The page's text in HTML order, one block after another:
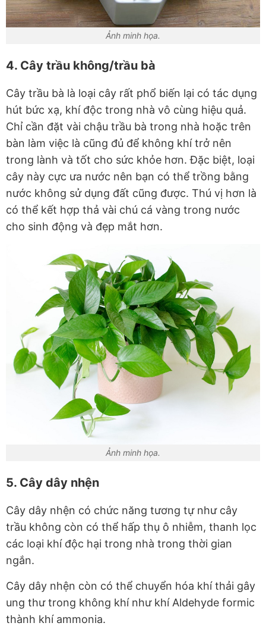
Ảnh minh họa.
4. Cây trầu không/trầu bà
Cây trầu bà là loại cây rất phổ biến lại có tác dụng
hút bức xạ, khí độc trong nhà vô cùng hiệu quả.
Chỉ cần đặt vài chậu trầu bà trong nhà hoặc trên
bàn làm việc là cũng đủ để không khí trở nên
trong lành và tốt cho sức khỏe hơn. Đặc biệt, loại
cây này cực ưa nước nên bạn có thể trồng bằng
nước không sử dụng đất cũng được. Thú vị hơn là
có thể kết hợp thả vài chú cá vàng trong nước
cho sinh động và đẹp mắt hơn.
Ảnh minh họa.
5. Cây dây nhện
Cây dây nhện có chức năng tương tự như cây
trầu không còn có thể hấp thụ ô nhiễm, thanh lọc
các loại khí độc hại trong nhà trong thời gian
ngắn.
Cây dây nhện còn có thể chuyển hóa khí thải gây
ung thư trong không khí như khí Aldehyde formic
thành khí ammonia.